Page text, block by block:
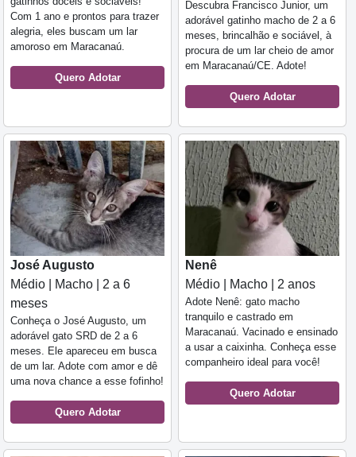
Com 1 ano e prontos para trazer
alegria, eles buscam um lar
amoroso em Maracanaú.
Quero Adotar
Descubra Francisco Junior, um
adorável gatinho macho de 2 a 6
meses, brincalhão e sociável, à
procura de um lar cheio de amor
em Maracanaú/CE. Adote!
Quero Adotar
José Augusto
Médio | Macho | 2 a 6
meses
Conheça o José Augusto, um
adorável gato SRD de 2 a 6
meses. Ele apareceu em busca
de um lar. Adote com amor e dê
uma nova chance a esse fofinho!
Quero Adotar
Nenê
Médio | Macho | 2 anos
Adote Nenê: gato macho
tranquilo e castrado em
Maracanaú. Vacinado e ensinado
a usar a caixinha. Conheça esse
companheiro ideal para você!
Quero Adotar